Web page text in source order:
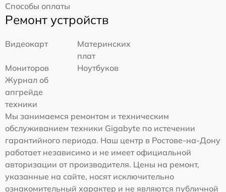
Способы оплаты
Ремонт устройств
Видеокарт
Материнских
плат
Мониторов
Ноутбуков
Журнал об
апгрейде
техники
Мы занимаемся ремонтом и техническим
обслуживанием техники Gigabyte по истечении
гарантийного периода. Наш центр в Ростове-на-Дону
работает независимо и не имеет официальной
авторизации от производителя. Цены на ремонт,
указанные на сайте, носят исключительно
ознакомительный характер и не являются публичной